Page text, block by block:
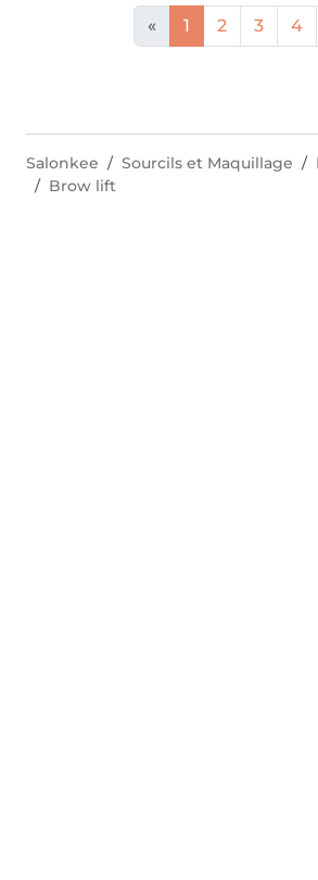
« 1 2 3 4
Salonkee Sourcils et Maquillage
Brow lift